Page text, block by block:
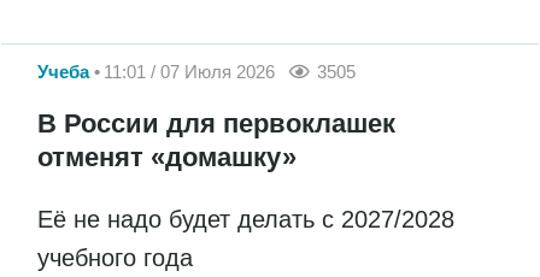
Учеба 11:01 / 07 Июля 2026 3505
В России для первоклашек
отменят «домашку»
Её не надо будет делать с 2027/2028
учебного года